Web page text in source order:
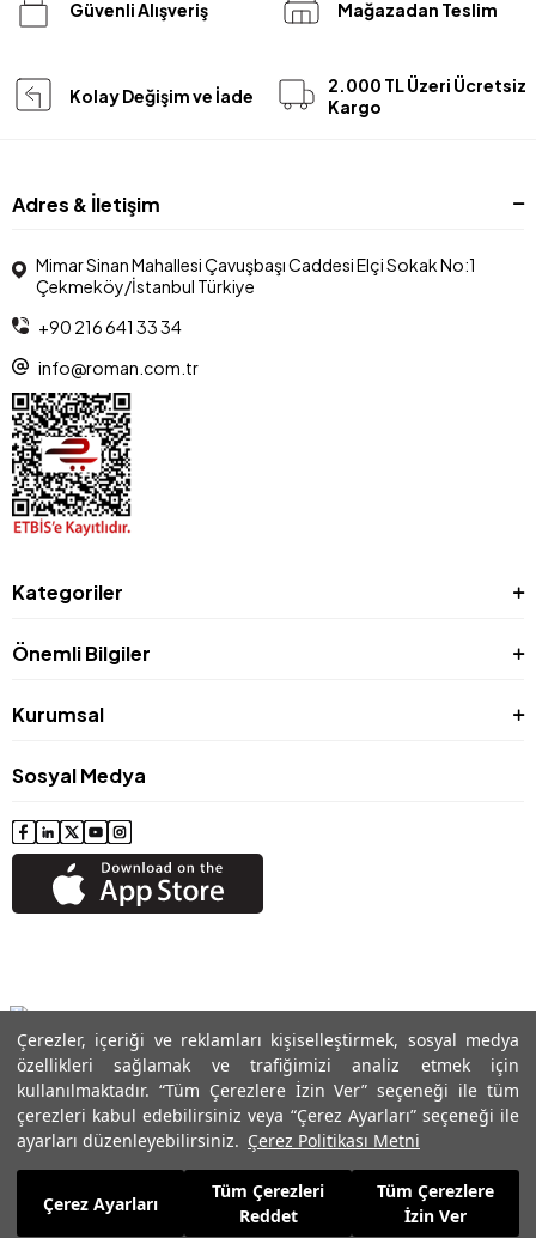
Çerezler, içeriği ve reklamları kişiselleştirmek, sosyal medya
özellikleri sağlamak ve trafiğimizi analiz etmek için
kullanılmaktadır. “Tüm Çerezlere İzin Ver” seçeneği ile tüm
çerezleri kabul edebilirsiniz veya “Çerez Ayarları” seçeneği ile
ayarları düzenleyebilirsiniz. Çerez Politikası Metni
Çerez Ayarları
Tüm Çerezleri
Reddet
Tüm Çerezlere
İzin Ver
Güvenli Alışveriş Mağazadan Teslim
Kolay Değişim ve İade
2.000 TL Üzeri Ücretsiz
Kargo
Adres & İletişim
Mimar Sinan Mahallesi Çavuşbaşı Caddesi Elçi Sokak No:1
Çekmeköy/İstanbul Türkiye
+90 216 641 33 34
info@roman.com.tr
Kategoriler
Önemli Bilgiler
Kurumsal
Sosyal Medya
© 2024 Roman® Tüm Hakları Saklıdır, İzinsiz kullanılamaz